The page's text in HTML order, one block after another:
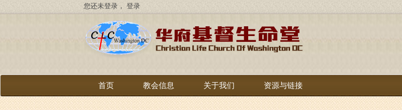
转
您还未登录， 登录
首页 教会信息 关于我们 资源与链接